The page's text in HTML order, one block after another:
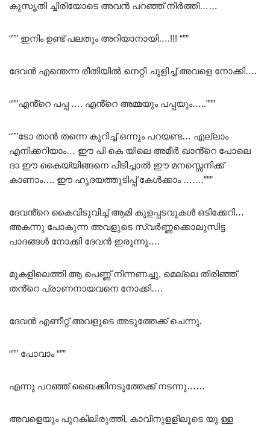
കുസൃതി ച്ചിരിയോടെ അവൻ പറഞ്ഞ് നിർത്തി……
“”” ഇനിം ഉണ്ട് പലതും അറിയാനായി….!!! “””
ദേവൻ എന്തെന്ന രീതിയിൽ നെറ്റി ചുളിച്ച് അവളെ നോക്കി….
“””എൻ്റെ പപ്പ …. എൻ്റെ അമ്മയും പപ്പയും…..”””
“””ടോ താൻ തന്നെ കുറിച്ച് ഒന്നും പറയണ്ട… എല്ലാം
എനിക്കറിയാം… ഈ പി കെ യിലെ അമീർ ഖാൻ്റെ പോലെ
ദാ ഈ കൈയ്യിങ്ങനെ പിടിച്ചാൽ ഈ മനസ്സെനിക്ക്
കാണാം…. ഈ ഹൃദയത്തുടിപ്പ് കേൾക്കാം …….”””
ദേവൻ്റെ കൈവിടുവിച്ച് ആമി കുളപ്പടവുകൾ ഒടിക്കേറി…
അകന്നു പോകുന്ന അവളുടെ സ്വർണ്ണക്കൊലുസിട്ട
പാദങ്ങൾ നോക്കി ദേവൻ ഇരുന്നു….
മുകളിലെത്തി ആ പെണ്ണ് നിന്നണച്ചു, മെല്ലെ തിരിഞ്ഞ്
തൻ്റെ പ്രാണനായവനെ നോക്കി….
ദേവൻ എണീറ്റ് അവളുടെ അടുത്തേക്ക് ചെന്നു,
“”” പോവാം “””
എന്നു പറഞ്ഞ് ബൈക്കിനടുത്തേക്ക് നടന്നു……
അവളെയും പുറകിലിരുത്തി, കാവിനുളളിലൂടെ യു ള്ള